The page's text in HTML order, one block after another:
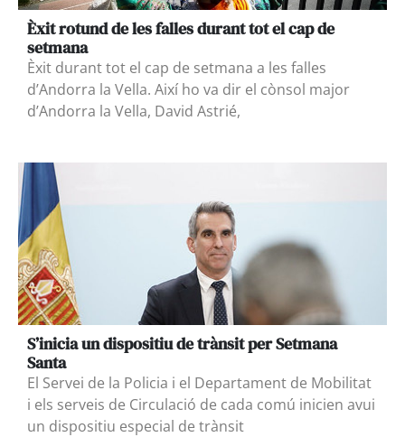
Èxit rotund de les falles durant tot el cap de
setmana
Èxit durant tot el cap de setmana a les falles
d’Andorra la Vella. Així ho va dir el cònsol major
d’Andorra la Vella, David Astrié,
S’inicia un dispositiu de trànsit per Setmana
Santa
El Servei de la Policia i el Departament de Mobilitat
i els serveis de Circulació de cada comú inicien avui
un dispositiu especial de trànsit